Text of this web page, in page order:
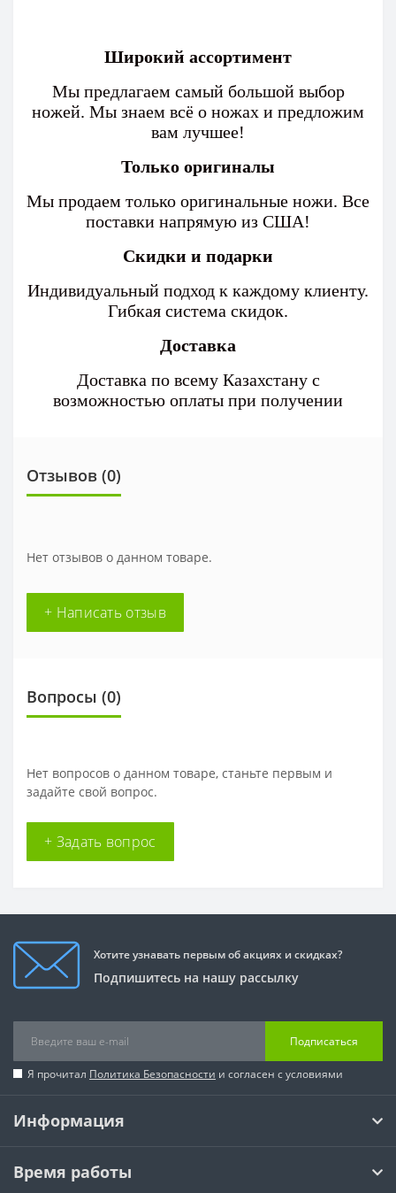
Широкий ассортимент
Мы предлагаем самый большой выбор
ножей. Мы знаем всё о ножах и предложим
вам лучшее!
Только оригиналы
Мы продаем только оригинальные ножи. Все
поставки напрямую из США!
Скидки и подарки
Индивидуальный подход к каждому клиенту.
Гибкая система скидок.
Доставка
Доставка по всему Казахстану с
возможностью оплаты при получении
Отзывов (0)
Нет отзывов о данном товаре.
+ Написать отзыв
Вопросы (0)
Нет вопросов о данном товаре, станьте первым и
задайте свой вопрос.
+ Задать вопрос
Хотите узнавать первым об акциях и скидках?
Подпишитесь на нашу рассылку
Подписаться
Я прочитал Политика Безопасности и согласен с условиями
Информация
Время работы